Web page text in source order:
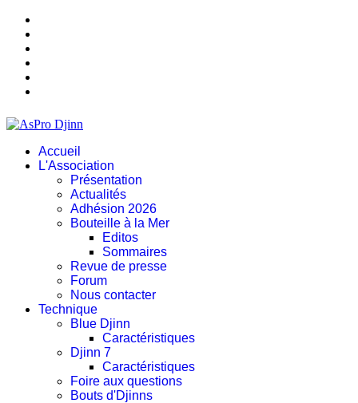
Accueil
L'Association
Présentation
Actualités
Adhésion 2026
Bouteille à la Mer
Editos
Sommaires
Revue de presse
Forum
Nous contacter
Technique
Blue Djinn
Caractéristiques
Djinn 7
Caractéristiques
Foire aux questions
Bouts d'Djinns